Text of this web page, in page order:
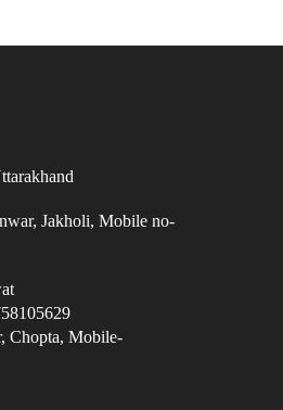
Jakholi, Mobile no-
Chopta, Mobile-